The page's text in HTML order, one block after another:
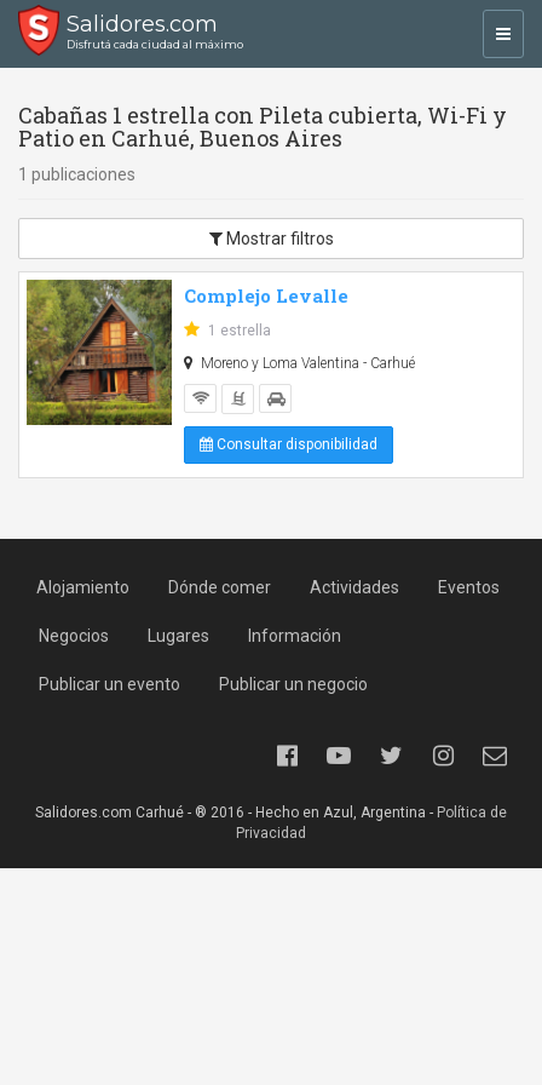
Salidores.com
Disfrutá cada ciudad al máximo
Cabañas 1 estrella con Pileta cubierta, Wi-Fi y
Patio en Carhué, Buenos Aires
1 publicaciones
Mostrar filtros
Complejo Levalle
1 estrella
Moreno y Loma Valentina - Carhué
Consultar disponibilidad
Alojamiento Dónde comer Actividades Eventos
Negocios Lugares Información
Publicar un evento Publicar un negocio
Salidores.com Carhué - ® 2016 - Hecho en Azul, Argentina - Política de
Privacidad